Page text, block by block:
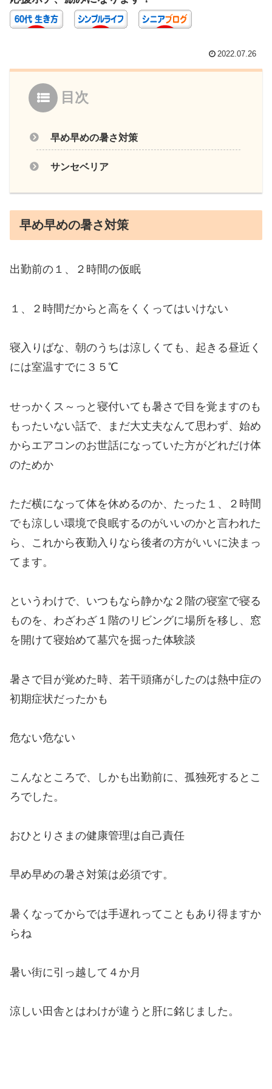
2022.07.26
目次
早め早めの暑さ対策
サンセベリア
早め早めの暑さ対策
出勤前の１、２時間の仮眠
１、２時間だからと高をくくってはいけない
寝入りばな、朝のうちは涼しくても、起きる昼近く
には室温すでに３５℃
せっかくス～っと寝付いても暑さで目を覚ますのも
もったいない話で、まだ大丈夫なんて思わず、始め
からエアコンのお世話になっていた方がどれだけ体
のためか
ただ横になって体を休めるのか、たった１、２時間
でも涼しい環境で良眠するのがいいのかと言われた
ら、これから夜勤入りなら後者の方がいいに決まっ
てます。
というわけで、いつもなら静かな２階の寝室で寝る
ものを、わざわざ１階のリビングに場所を移し、窓
を開けて寝始めて墓穴を掘った体験談
暑さで目が覚めた時、若干頭痛がしたのは熱中症の
初期症状だったかも
危ない危ない
こんなところで、しかも出勤前に、孤独死するとこ
ろでした。
おひとりさまの健康管理は自己責任
早め早めの暑さ対策は必須です。
暑くなってからでは手遅れってこともあり得ますか
らね
暑い街に引っ越して４か月
涼しい田舎とはわけが違うと肝に銘じました。